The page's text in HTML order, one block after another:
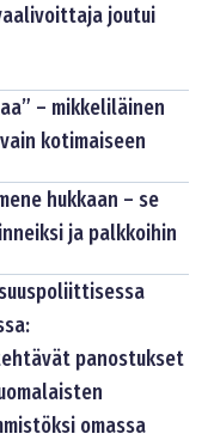
joutui
– mikkeliläinen
kotimaiseen
hukkaan – se
ja palkkoihin
panostukset
omassa